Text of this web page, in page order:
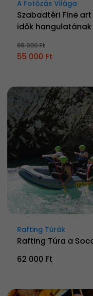
A Fotózás Világa
Szabadtéri Fine
idők
65 000 Ft
55 000 Ft
Rafting Túrák
Rafting Túra a
62 000 Ft